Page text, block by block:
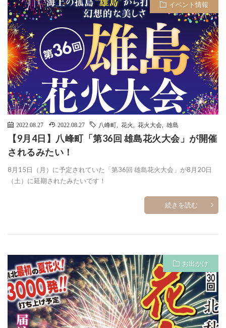
イベント情報
2022.08.27 2022.08.27 八峰町 花火 花火大会 雄島
【9月4日】八峰町「第36回 雄島花火大会」が開催
されるみたい！
8月15日（月）に予定されていた「第36回 雄島花火大会」が8月20日
（土）に延期されたみたいです！
続きを読む
お出かけ